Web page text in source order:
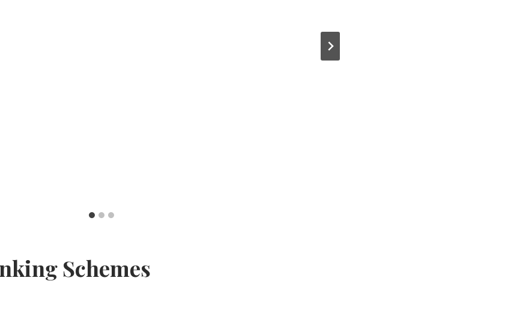
Schemes